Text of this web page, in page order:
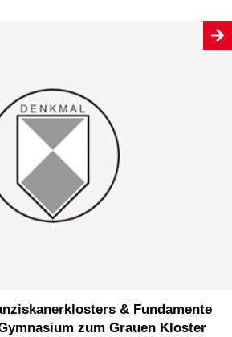
& Fundamente
zum Grauen Kloster